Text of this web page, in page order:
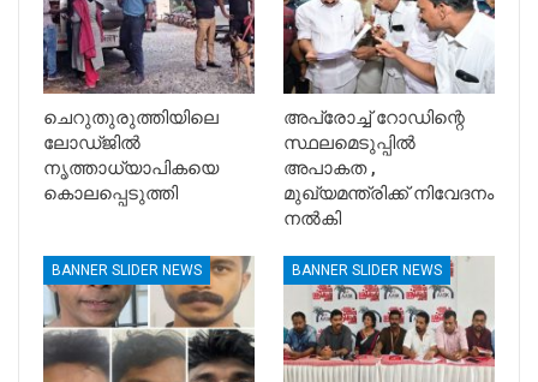
ചെറുതുരുത്തിയിലെ
ലോഡ്ജിൽ
നൃത്താധ്യാപികയെ
കൊലപ്പെടുത്തി
അപ്രോച്ച് റോഡിന്റെ
സ്ഥലമെടുപ്പിൽ
അപാകത ,
മുഖ്യമന്ത്രിക്ക് നിവേദനം
നൽകി
BANNER SLIDER NEWS BANNER SLIDER NEWS